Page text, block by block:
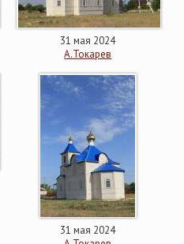
31 мая 2024
А.Токарев
31 мая 2024